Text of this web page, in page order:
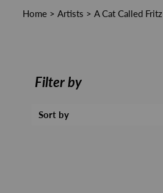
Home > Artists > A Cat Called Fritz
Filter by
Sort by